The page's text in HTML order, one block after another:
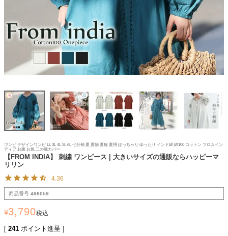
ワンピ デザインワンピ LL 3L 4L 5L 6L 七分袖 夏 夏物 夏服 夏用 ぽっちゃり ゆったり インド綿 綿100 コットン フロムイン
ディア お腹 お尻 二の腕カバー
【FROM INDIA】 刺繍 ワンピース | 大きいサイズの通販ならハッピーマ
リリン
4.36
商品番号 496059
¥3,790税込
[ 241 ポイント進呈 ]